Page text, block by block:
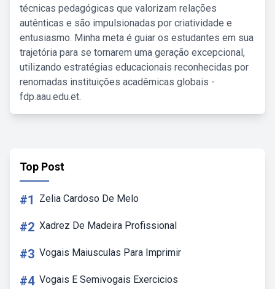
técnicas pedagógicas que valorizam relações
autênticas e são impulsionadas por criatividade e
entusiasmo. Minha meta é guiar os estudantes em sua
trajetória para se tornarem uma geração excepcional,
utilizando estratégias educacionais reconhecidas por
renomadas instituições acadêmicas globais -
fdp.aau.edu.et.
Top Post
#1 Zelia Cardoso De Melo
#2 Xadrez De Madeira Profissional
#3 Vogais Maiusculas Para Imprimir
#4 Vogais E Semivogais Exercicios